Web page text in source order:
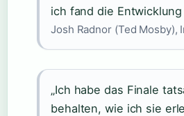
ich fand die Entwicklung
Josh Radnor (Ted
„Ich habe das Finale
behalten, wie ich sie